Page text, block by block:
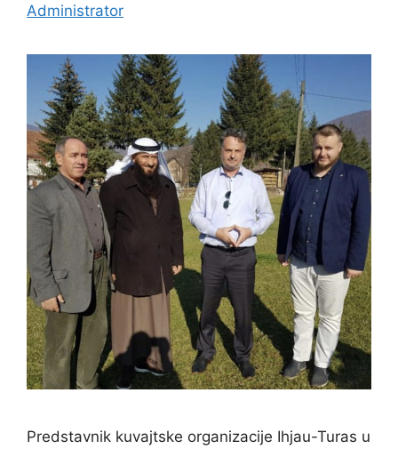
Administrator
Predstavnik kuvajtske organizacije Ihjau-Turas u